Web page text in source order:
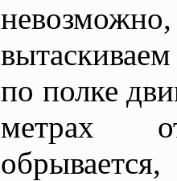
по полке
метрах